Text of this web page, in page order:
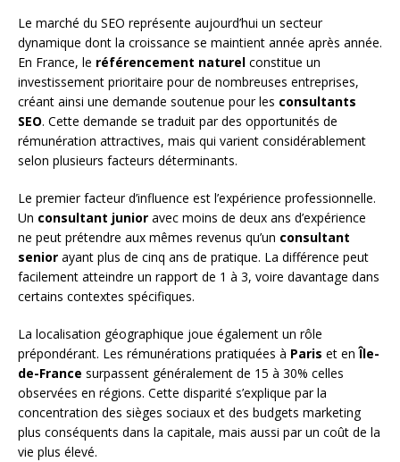
Le marché du SEO représente aujourd’hui un secteur
dynamique dont la croissance se maintient année après année.
En France, le référencement naturel constitue un
investissement prioritaire pour de nombreuses entreprises,
créant ainsi une demande soutenue pour les consultants
SEO. Cette demande se traduit par des opportunités de
rémunération attractives, mais qui varient considérablement
selon plusieurs facteurs déterminants.
Le premier facteur d’influence est l’expérience professionnelle.
Un consultant junior avec moins de deux ans d’expérience
ne peut prétendre aux mêmes revenus qu’un consultant
senior ayant plus de cinq ans de pratique. La différence peut
facilement atteindre un rapport de 1 à 3, voire davantage dans
certains contextes spécifiques.
La localisation géographique joue également un rôle
prépondérant. Les rémunérations pratiquées à Paris et enÎle-
de-France surpassent généralement de 15 à 30% celles
observées en régions. Cette disparité s’explique par la
concentration des sièges sociaux et des budgets marketing
plus conséquents dans la capitale, mais aussi par un coût de la
vie plus élevé.